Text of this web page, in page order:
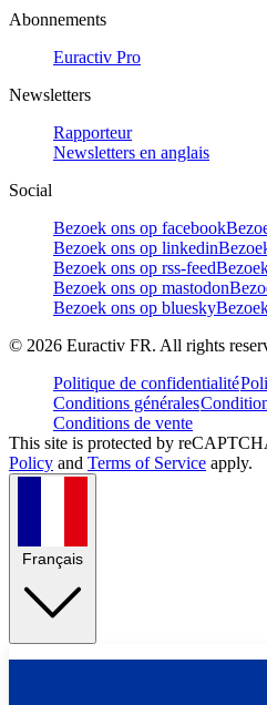
Abonnements
Euractiv Pro
Newsletters
Rapporteur
Newsletters en anglais
Social
Bezoek ons op facebook
Bezoek ons op linkedin
Bezoek ons op rss-feed
Bezoek ons op mastodon
Bezoek ons op bluesky
© 2026 Euractiv FR. All rights
Politique de confidentialité
Conditions générales
Conditions de vente
This site is protected by
Policy and Terms of Service apply.
Français